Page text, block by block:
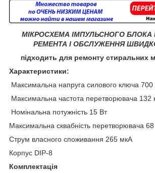
МІКРОСХЕМА ІМПУЛЬСНОГО БЛОКА
РЕМЕНТА І ОБСЛУЖЕННЯ
підходить для ремонту стиральних
Характеристики:
Максимальна напруга силового ключа 700
Максимальна частота перетворювача 132
Номінальна потужність 15 Вт
Максимальна сквабність перетворювача
Струм власного споживання 265 мкА
Корпус DIP-8
Комплектація